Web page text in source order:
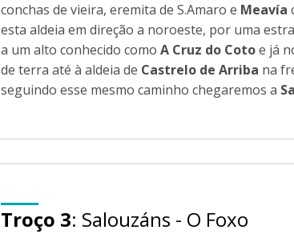
conchas de vieira, eremita de S.Amaro e Meavía
esta aldeia em direção a noroeste, por uma
a um alto conhecido como A Cruz do Cotoe já
de terra até à aldeia de Castrelo de Arriba na
seguindo esse mesmo caminho chegaremos a
Troço 3: Salouzáns - O Foxo